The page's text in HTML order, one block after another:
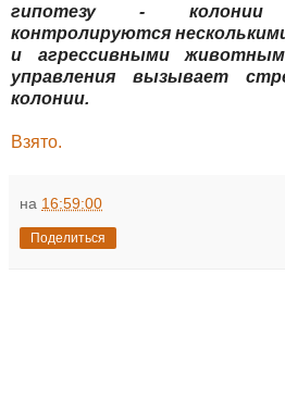
гипотезу -
контролируются
и агрессивными
управления вызывает
колонии.
Взято.
на 16:59:00
Поделиться